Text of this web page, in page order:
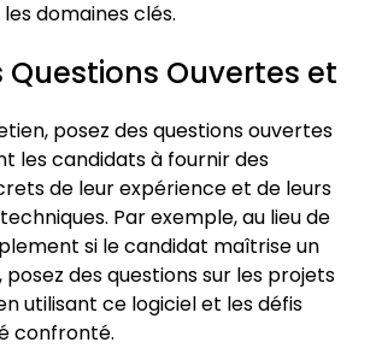
domaines clés.
Questions Ouvertes et
posez des questions ouvertes
les candidats à fournir des
de leur expérience et de leurs
Par exemple, au lieu de
si le candidat maîtrise un
des questions sur les projets
utilisant ce logiciel et les défis
confronté.